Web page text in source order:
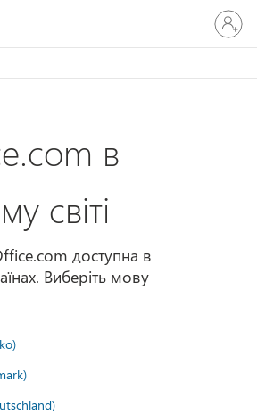
свій
запис
в
світі
доступна в
Виберіть мову